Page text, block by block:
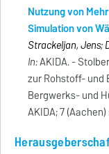
Nutzung von
Simulation von
Strackeljan, Jens;
In:AKIDA. -
zur Rohstoff-
Bergwerks- und
AKIDA; 7 (Aachen)